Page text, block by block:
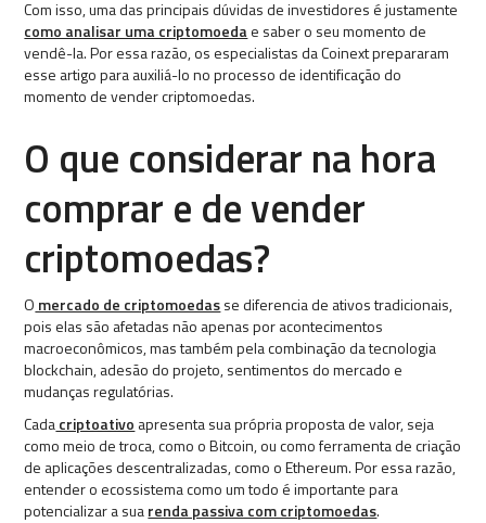
Com isso, uma das principais dúvidas de investidores é justamente
como analisar uma criptomoedae saber o seu momento de
vendê-la. Por essa razão, os especialistas da Coinext prepararam
esse artigo para auxiliá-lo no processo de identificação do
momento de vender criptomoedas.
O que considerar na hora
comprar e de vender
criptomoedas?
O mercado de criptomoedasse diferencia de ativos tradicionais,
pois elas são afetadas não apenas por acontecimentos
macroeconômicos, mas também pela combinação da tecnologia
blockchain, adesão do projeto, sentimentos do mercado e
mudanças regulatórias.
Cadacriptoativo apresenta sua própria proposta de valor, seja
como meio de troca, como o Bitcoin, ou como ferramenta de criação
de aplicações descentralizadas, como o Ethereum. Por essa razão,
entender o ecossistema como um todo é importante para
potencializar a suarenda passiva com criptomoedas.